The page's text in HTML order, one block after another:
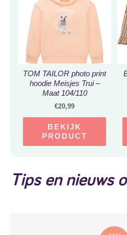
TOM TAILOR photo print
hoodie Meisjes Trui –
Maat 104/110
€20,99
BEKIJK
PRODUCT
Tips en nieuws